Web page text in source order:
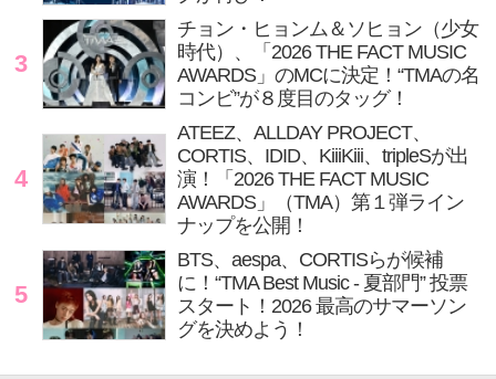
3
チョン・ヒョンム＆ソヒョン（少女
時代）、「2026 THE FACT MUSIC
AWARDS」のMCに決定！“TMAの名
コンビ”が８度目のタッグ！
4
ATEEZ、ALLDAY PROJECT、
CORTIS、IDID、KiiiKiii、tripleSが出
演！「2026 THE FACT MUSIC
AWARDS」（TMA）第１弾ライン
ナップを公開！
5
BTS、aespa、CORTISらが候補
に！“TMA Best Music - 夏部門” 投票
スタート！2026 最高のサマーソン
グを決めよう！